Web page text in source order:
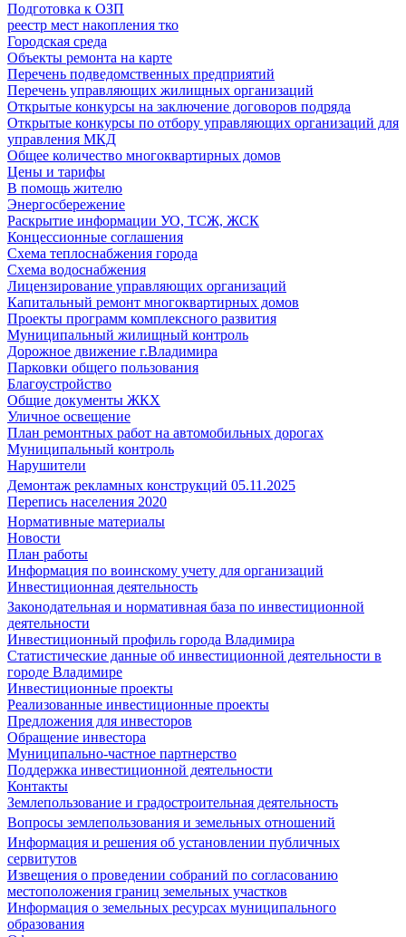
Подготовка к ОЗП
реестр мест накопления тко
Городская среда
Объекты ремонта на карте
Перечень подведомственных предприятий
Перечень управляющих жилищных организаций
Открытые конкурсы на заключение договоров подряда
Открытые конкурсы по отбору управляющих организаций для
управления МКД
Общее количество многоквартирных домов
Цены и тарифы
В помощь жителю
Энергосбережение
Раскрытие информации УО, ТСЖ, ЖСК
Концессионные соглашения
Схема теплоснабжения города
Схема водоснабжения
Лицензирование управляющих организаций
Капитальный ремонт многоквартирных домов
Проекты программ комплексного развития
Муниципальный жилищный контроль
Дорожное движение г.Владимира
Парковки общего пользования
Благоустройство
Общие документы ЖКХ
Уличное освещение
План ремонтных работ на автомобильных дорогах
Муниципальный контроль
Нарушители
Демонтаж рекламных конструкций 05.11.2025
Перепись населения 2020
Нормативные материалы
Новости
План работы
Информация по воинскому учету для организаций
Инвестиционная деятельность
Законодательная и нормативная база по инвестиционной
деятельности
Инвестиционный профиль города Владимира
Статистические данные об инвестиционной деятельности в
городе Владимире
Инвестиционные проекты
Реализованные инвестиционные проекты
Предложения для инвесторов
Обращение инвестора
Муниципально-частное партнерство
Поддержка инвестиционной деятельности
Контакты
Землепользование и градостроительная деятельность
Вопросы землепользования и земельных отношений
Информация и решения об установлении публичных
сервитутов
Извещения о проведении собраний по согласованию
местоположения границ земельных участков
Информация о земельных ресурсах муниципального
образования